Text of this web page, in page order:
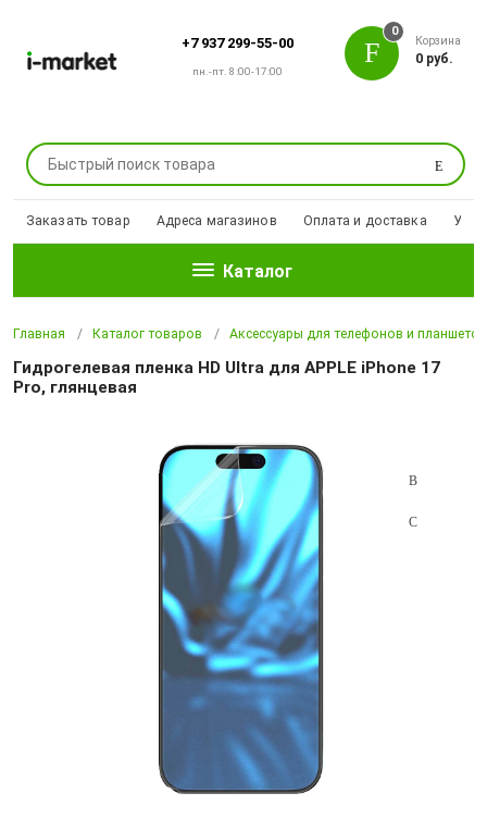
+7 937 299-55-00
пн.-пт. 8:00-17:00
Поиск
0
Корзина
0 руб.
Заказать товар Адреса магазинов Оплата и доставка
Каталог
Главная Каталог товаров Аксессуары для телефонов и планшетов
Гидрогелевая пленка HD Ultra для APPLE iPhone 17
Pro, глянцевая